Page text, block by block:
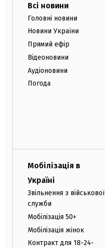
Всі новини
Головні новини
Новини України
Прямий ефір
Відеоновини
Аудіоновини
Погода
Мобілізація в
Україні
Звільнення з військової
служби
Мобілізація 50+
Мобілізація жінок
Контракт для 18-24-